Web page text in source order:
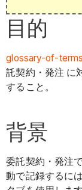
目的
glossary-of-
託契約・発注 に
すること。
背景
委託契約・発注
動で記録するに